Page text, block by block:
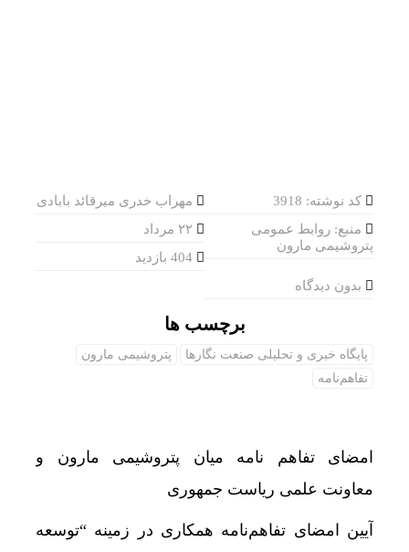
کد نوشته: 3918
مهراب خدری میرقائد بابادی
منبع: روابط عمومی
پتروشیمی مارون
بدون دیدگاه
برچسب ها
پایگاه خبری و تحلیلی صنعت نگارها
پتروشیمی مارون
تفاهم‌نامه
امضای تفاهم نامه میان پتروشیمی مارون و
معاونت علمی ریاست جمهوری
آیین امضای تفاهم‌نامه‌ همکاری در زمینه “توسعه